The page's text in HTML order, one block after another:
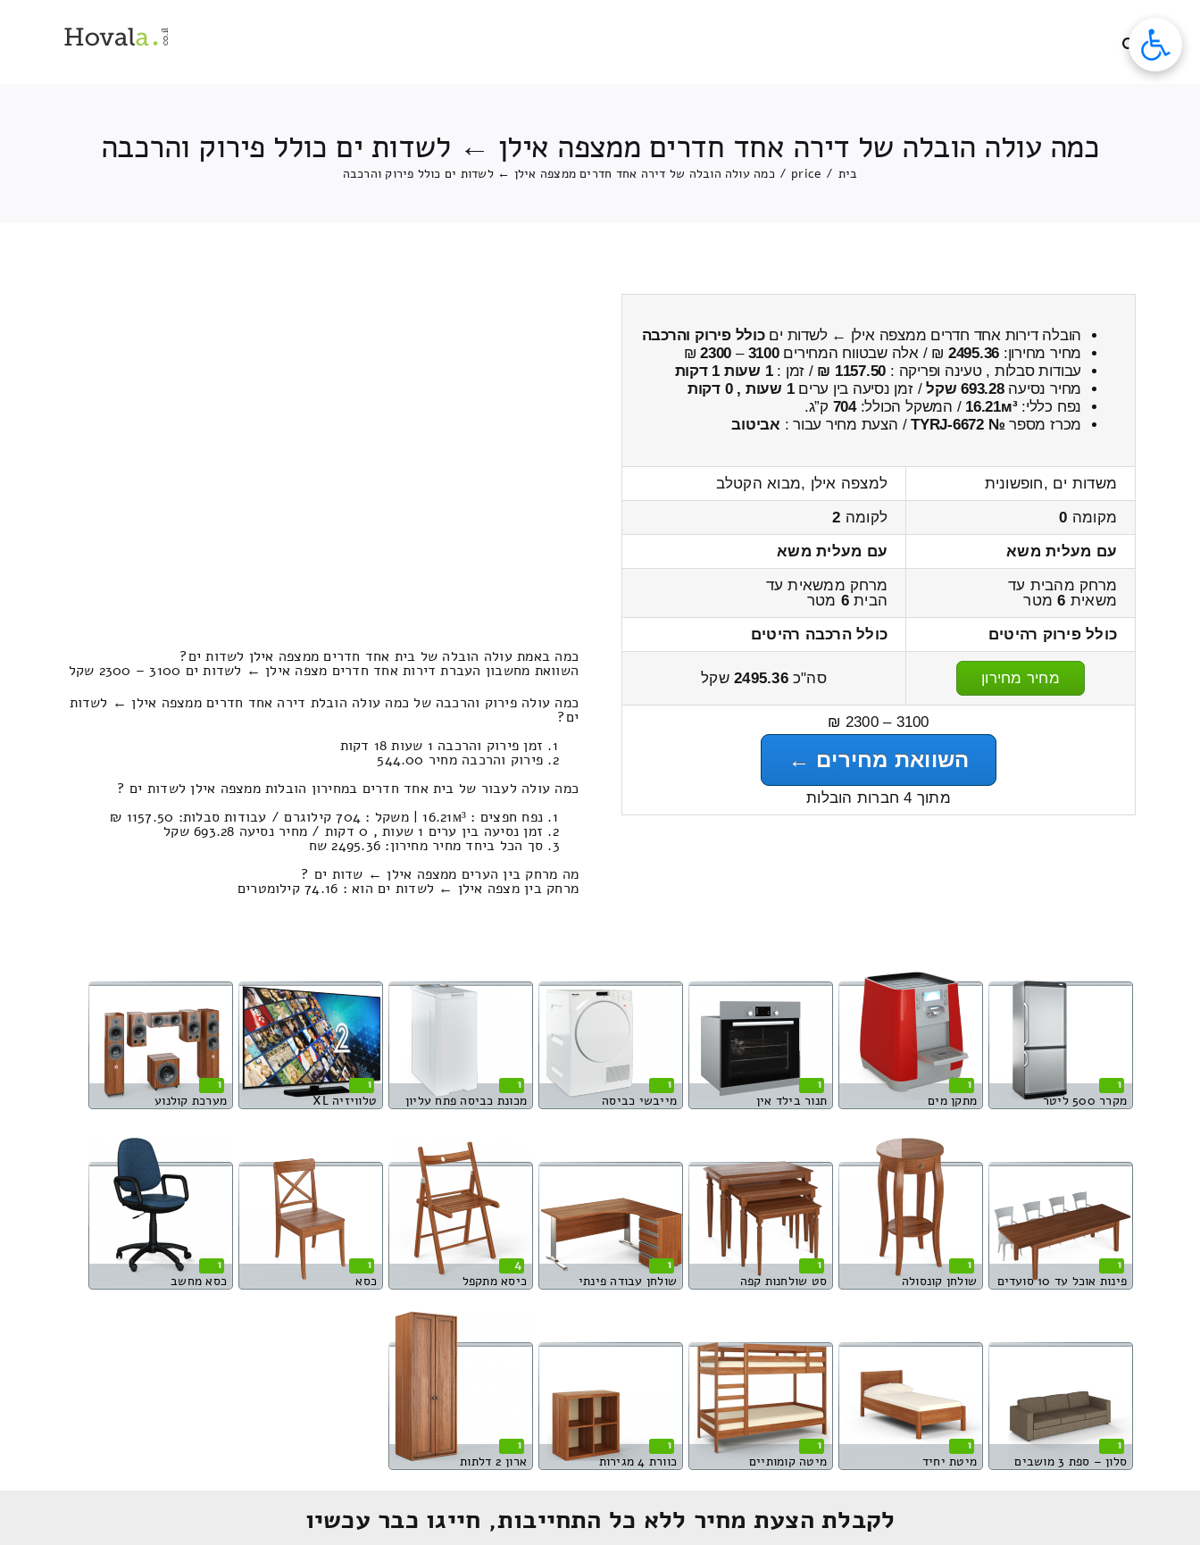
כמה עולה הובלה של דירה אחד חדרים ממצפה אילן ← לשדות ים כולל פירוק והרכבה
בית /
price
/ כמה עולה הובלה של דירה אחד חדרים ממצפה אילן ← לשדות ים כולל פירוק והרכבה
הובלה דירות אחד חדרים ממצפה אילן ← לשדות יםכולל פירוק והרכבה
מחיר מחירון: 2495.36 ₪ / אלה שבטווח המחירים3100
–
2300
₪
עבודות סבלות , טעינה ופריקה : 1157.50 ₪ / זמן :1 שעות 1 דקות
מחיר נסיעה693.28 שקל / זמן נסיעה בין ערים1 שעות , 0 דקות
נפח כללי:16.21м³ / המשקל הכולל:704 ק”ג.
מכרז מספר № TYRJ-6672 / הצעת מחיר עבור : אביטוב
משדות ים ,חופשונית
למצפה אילן ,מבוא הקטלב
מקומה 0 לקומה 2
עם מעלית משא
עם מעלית משא
מרחק מהבית עד
משאית 6מטר
מרחק ממשאית עד
הבית6 מטר
כולל פירוק רהיטים
כולל הרכבה רהיטים
מחיר מחירון סה"כ2495.36שקל
3100 – 2300 ₪
השוואת מחירים ←
מתוך 4 חברות הובלות
כמה באמת עולה הובלה של בית אחד חדרים ממצפה אילן לשדות ים?
השוואת מחשבון העברת דירות אחד חדרים מצפה אילן ← לשדות ים 3100 – 2300 שקל
כמה עולה פירוק והרכבה של כמה עולה הובלת דירה אחד חדרים ממצפה אילן ← לשדות
ים?
זמן פירוק והרכבה 1 שעות 18 דקות
פירוק והרכבה מחיר 544.00
כמה עולה לעבור של בית אחד חדרים במחירון הובלות ממצפה אילן לשדות ים ?
נפח חפצים : 16.21м³ | משקל : 704 קילוגרם / עבודות סבלות: 1157.50 ₪
זמן נסיעה בין ערים 1 שעות , 0 דקות / מחיר נסיעה 693.28 שקל
סך הכל ביחד מחיר מחירון: 2495.36 שח
מה מרחק בין הערים ממצפה אילן ← שדות ים ?
מרחק בין מצפה אילן ← לשדות ים הוא : 74.16 קילומטרים
1
מקרר 500 ליטר
1
מתקן מים
1
תנור בילד אין
1
מייבשי כביסה
1
מכונת כביסה פתח עליון
1
טלוויזיה XL
1
מערכת קולנוע
1
פינות אוכל עד 10 סועדים
1
שולחן קונסולה
1
סט שולחנות קפה
1
שולחן עבודה פינתי
4
כיסא מתקפל
1
כסא
1
כסא מחשב
1
סלון – ספת 3 מושבים
1
מיטת יחיד
1
מיטה קומותיים
1
כוורת 4 מגירות
1
ארון 2 דלתות
לקבלת הצעת מחיר ללא כל התחייבות, חייגו כבר עכשיו